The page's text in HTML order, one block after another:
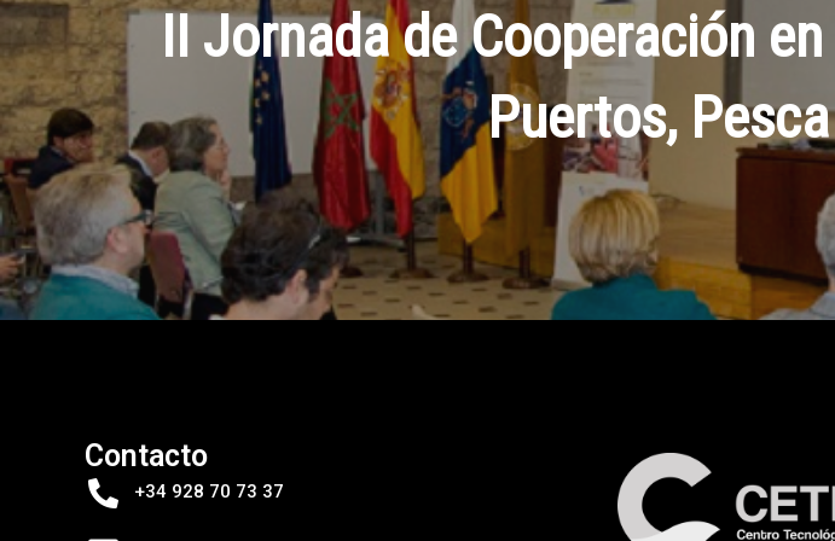
II Jornada de Cooperación
Puertos,
Contacto
+34 928 70 73 37